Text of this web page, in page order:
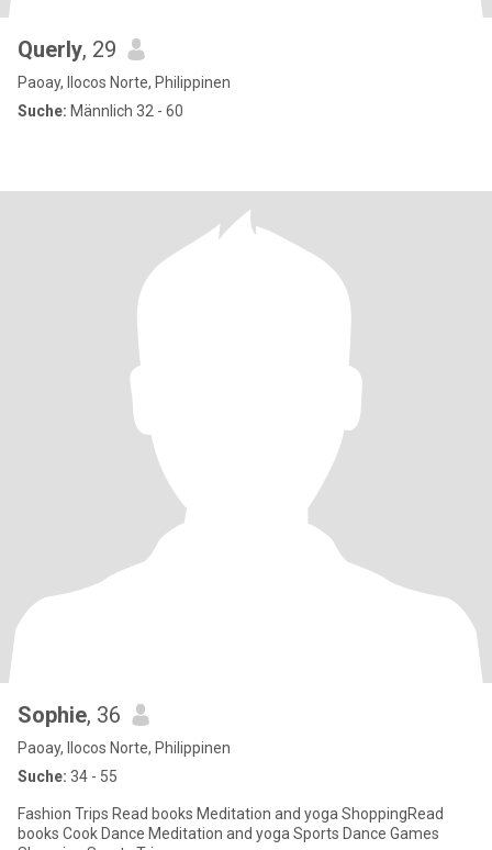
Querly, 29
Paoay, Ilocos Norte, Philippinen
Suche: Männlich 32 - 60
Sophie, 36
Paoay, Ilocos Norte, Philippinen
Suche: 34 - 55
Fashion Trips Read books Meditation and yoga ShoppingRead
books Cook Dance Meditation and yoga Sports Dance Games